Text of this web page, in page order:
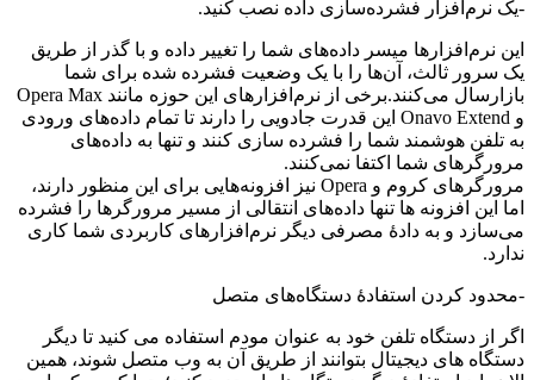
-یک نرم‌افزار فشرده‌سازی داده نصب کنید.
این نرم‌افزارها میسر داده‌های شما را تغییر داده و با گذر از طریق
یک سرور ثالث، آن‌ها را با یک وضعیت فشرده شده برای شما
بازارسال می‌کنند.برخی از نرم‌افزارهای این حوزه مانند Opera Max
و Onavo Extend این قدرت جادویی را دارند تا تمام داده‌های ورودی
به تلفن هوشمند شما را فشرده سازی کنند و تنها به داده‌های
مرورگرهای شما اکتفا نمی‌کنند.
مرورگرهای کروم و Opera نیز افزونه‌هایی برای این منظور دارند،
اما این افزونه ها تنها داده‌های انتقالی از مسیر مرورگرها را فشرده
می‌سازد و به دادۀ مصرفی دیگر نرم‌افزارهای کاربردی شما کاری
ندارد.
-محدود کردن استفادۀ دستگاه‌های متصل
اگر از دستگاه تلفن خود به عنوان مودم استفاده می کنید تا دیگر
دستگاه های دیجیتال بتوانند از طریق آن به وب متصل شوند، همین